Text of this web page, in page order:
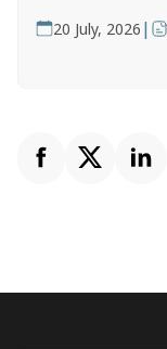
20 July, 2026 |